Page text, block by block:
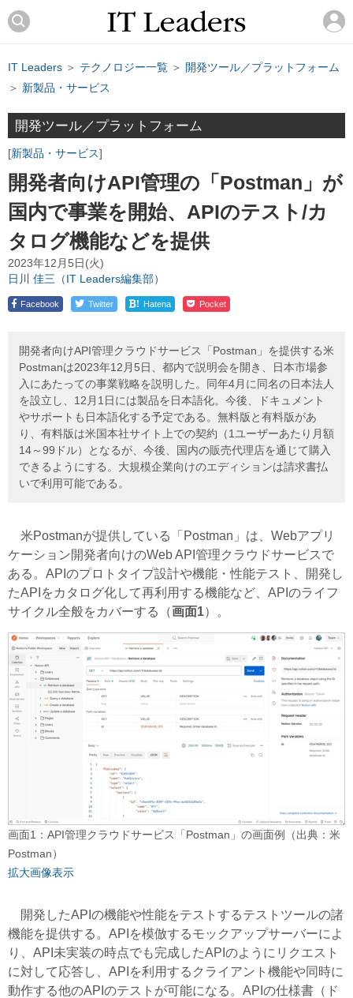
IT Leaders ＞ テクノロジー一覧 ＞ 開発ツール／プラットフォーム
＞ 新製品・サービス
開発ツール／プラットフォーム
新製品・サービス
開発者向けAPI管理の「Postman」が
国内で事業を開始、APIのテスト/カ
タログ機能などを提供
2023年12月5日(火)
日川 佳三（IT Leaders編集部）
Facebook Twitter ! Hatena Pocket
開発者向けAPI管理クラウドサービス「Postman」を提供する米
Postmanは2023年12月5日、都内で説明会を開き、日本市場参
入にあたっての事業戦略を説明した。同年4月に同名の日本法人
を設立し、12月1日には製品を日本語化。今後、ドキュメント
やサポートも日本語化する予定である。無料版と有料版があ
り、有料版は米国本社サイト上での契約（1ユーザーあたり月額
14～99ドル）となるが、今後、国内の販売代理店を通じて購入
できるようにする。大規模企業向けのエディションは請求書払
いで利用可能である。
米Postmanが提供している「Postman」は、Webアプリ
ケーション開発者向けのWeb API管理クラウドサービスで
ある。APIのプロトタイプ設計や機能・性能テスト、開発し
たAPIをカタログ化して再利用する機能など、APIのライフ
サイクル全般をカバーする（画面1）。
画面1：API管理クラウドサービス「Postman」の画面例（出典：米
Postman）
拡大画像表示
開発したAPIの機能や性能をテストするテストツールの諸
機能を提供する。APIを模倣するモックアップサーバーによ
り、API未実装の時点でも完成したAPIのようにリクエスト
に対して応答し、APIを利用するクライアント機能や同時に
動作する他のAPIのテストが可能になる。APIの仕様書（ド